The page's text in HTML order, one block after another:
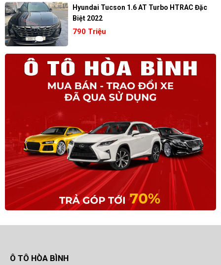
Hyundai Tucson 1.6 AT Turbo HTRAC Đặc
Biệt 2022
790 Triệu
Ô TÔ HÒA BÌNH